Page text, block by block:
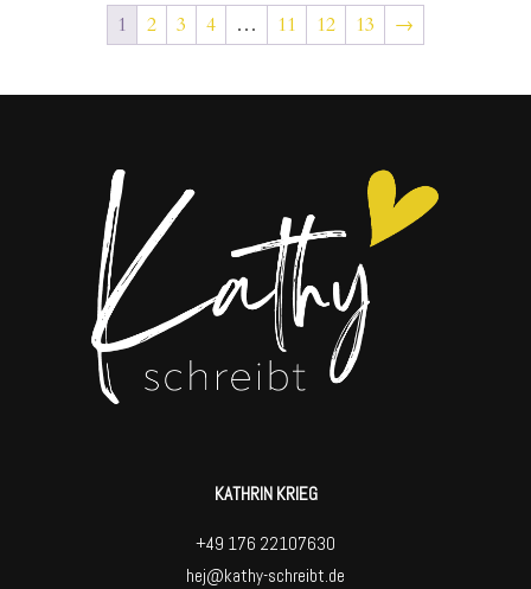
1 2 3 4 … 11 12 13 →
KATHRIN KRIEG
+49 176 22107630
hej@kathy-schreibt.de